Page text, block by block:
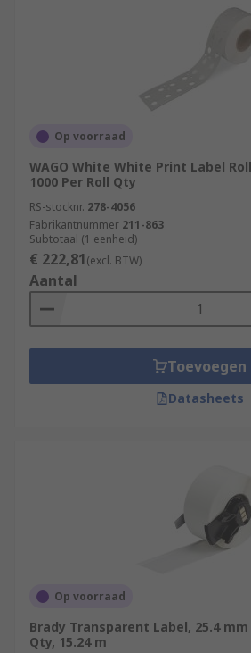
Op voorraad
WAGO White White Print Label
1000 Per Roll Qty
RS-stocknr. 278-4056
Fabrikantnummer 211-863
Subtotaal (1 eenheid)
€ 222,81(excl. BTW)
Aantal
Toevoegen
Datasheets
Op voorraad
Brady Transparent Label, 25.4
Qty, 15.24 m